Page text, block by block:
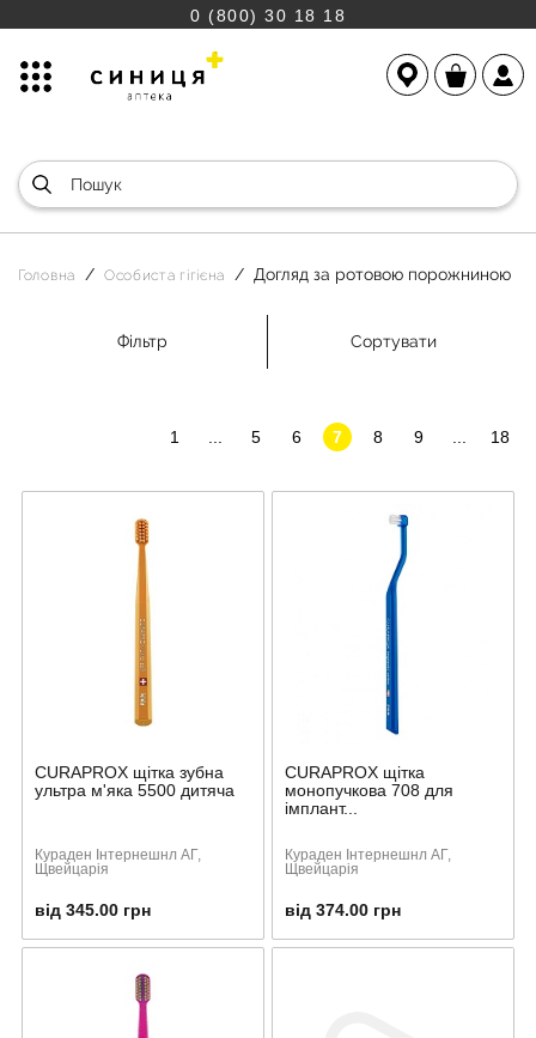
0 (800) 30 18 18
Головна Особиста гігієна Догляд за ротовою порожниною
Фільтр Сортувати
1 5 6 7 8 9 18
CURAPROX щітка зубна
ультра м'яка 5500 дитяча
Кураден Інтернешнл АГ,
Щвейцарія
від 345.00 грн
CURAPROX щітка
монопучкова 708 для
імплант...
Кураден Інтернешнл АГ,
Щвейцарія
від 374.00 грн